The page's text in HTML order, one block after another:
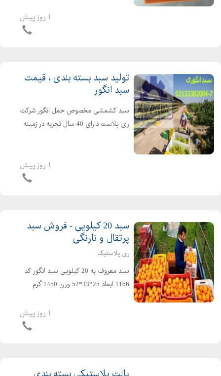
و تک فروشی مواد تولیدی پلی اتیلن
1 روز پیش
تولید سبد بسته بندی ، قیمت
سبد انگور
سبد کشمشی مخصوص حمل انگور شرکت
ری پلاست دارای 40 سال تجربه در زمینه
انواع سبد صنعتی انواع سبد میوه قفس
1 روز پیش
سبد 20 کیلویی - فروش سبد
پرتقال و نارنگی
ری پلاستیک
سبد معروف به 20 کیلویی سبد انگور کد
1166 ابعاد 25*33*52 وزن 1450 گرم
مرکبات،سبد ماست دبه ای،سبد خرما،
1 روز پیش